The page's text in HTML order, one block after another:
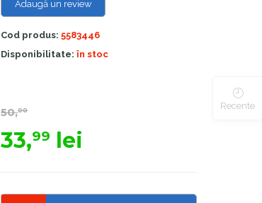
Adaugă un review
Cod produs:5583446
Disponibilitate: în stoc
50,00
33,99 lei
Recente